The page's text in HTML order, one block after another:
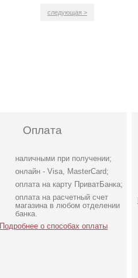
следующая >
Оплата
наличными при получении;
онлайн - Visa, MasterCard;
оплата на карту ПриватБанка;
оплата на расчетный счет
магазина в любом отделении
банка.
Подробнее о способах оплаты